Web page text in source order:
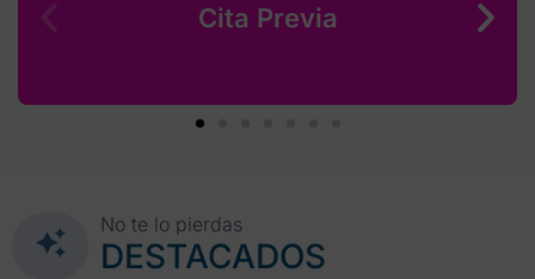
Cita Previa
No te lo pierdas
DESTACADOS